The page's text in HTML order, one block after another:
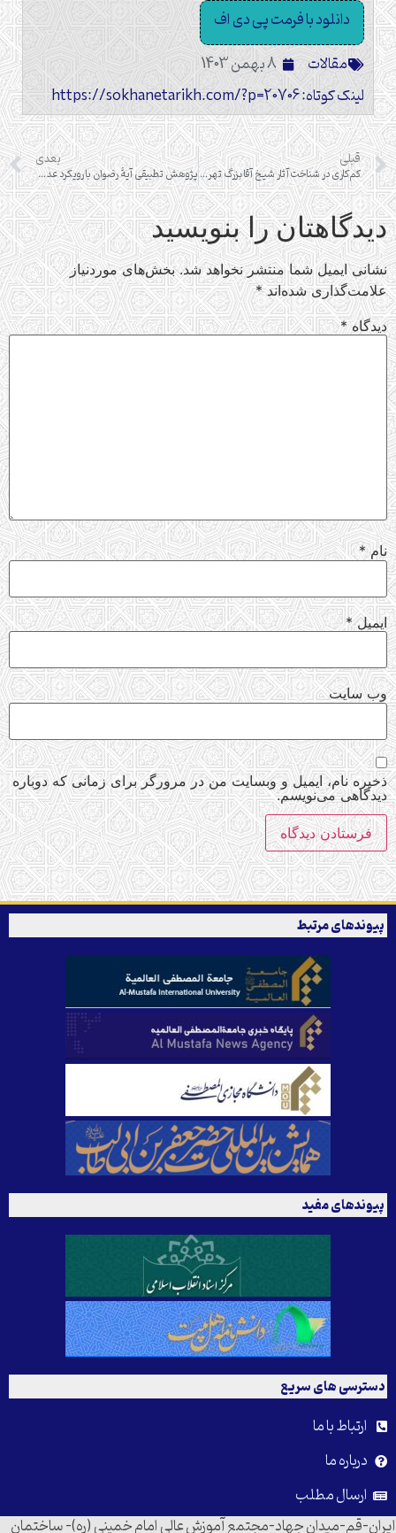
دانلود با فرمت پی دی اف
مقالات
8 بهمن 1403
لینک کوتاه: https://sokhanetarikh.com/?p=20706
قبلی
کم‌کاری در شناخت آثار شیخ آقا بزرگ تهرانی
بعدی
پژوهش تطبیقی آیۀ رضوان با رویکرد عدالت صحابه
دیدگاهتان را بنویسید
نشانی ایمیل شما منتشر نخواهد شد. بخش‌های موردنیاز
علامت‌گذاری شده‌اند*
دیدگاه*
نام*
ایمیل*
وب‌ سایت
ذخیره نام، ایمیل و وبسایت من در مرورگر برای زمانی که دوباره
دیدگاهی می‌نویسم.
پیوندهای مرتبط
پیوندهای مفید
دسترسی های سریع
ارتباط با ما
درباره ما
ارسال مطلب
ایران-قم-میدان جهاد-مجتمع آموزش عالی امام خمینی (ره)- ساختمان